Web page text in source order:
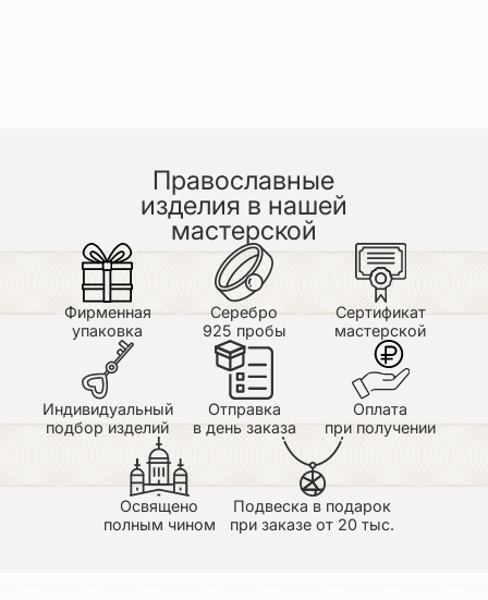
Православные
изделия в нашей
мастерской
Фирменная
упаковка
Серебро
925 пробы
Сертификат
мастерской
Индивидуальный
подбор изделий
Отправка
в день заказа
Оплата
при получении
Освящено
полным чином
Подвеска в подарок
при заказе от 20 тыс.